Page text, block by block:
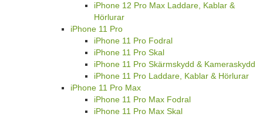
iPhone 12 Pro Max Laddare, Kablar &
Hörlurar
iPhone 11 Pro
iPhone 11 Pro Fodral
iPhone 11 Pro Skal
iPhone 11 Pro Skärmskydd & Kameraskydd
iPhone 11 Pro Laddare, Kablar & Hörlurar
iPhone 11 Pro Max
iPhone 11 Pro Max Fodral
iPhone 11 Pro Max Skal